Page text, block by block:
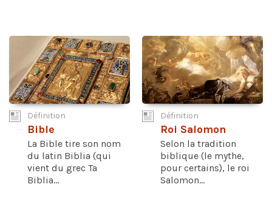
Définition
Bible
La Bible tire son nom
du latin Biblia (qui
vient du grec Ta
Biblia...
Définition
Roi Salomon
Selon la tradition
biblique (le mythe,
pour certains), le roi
Salomon...